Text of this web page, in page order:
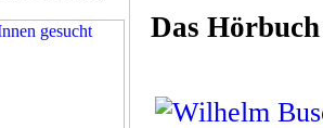
Das